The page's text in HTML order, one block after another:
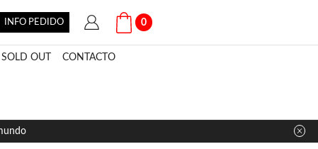
INFO PEDIDO 0
SOLD OUT CONTACTO